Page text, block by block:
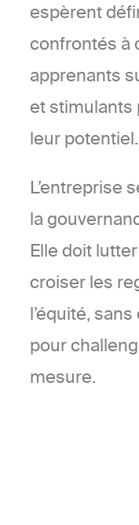
espèrent
confrontés à
apprenants
et stimulants
leur potentiel.
L’entreprise
la
Elle doit
croiser les
l’équité,
pour
mesure.